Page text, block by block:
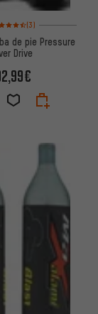
media: 4,5 de 5
(3)
de pie Pressure
Drive